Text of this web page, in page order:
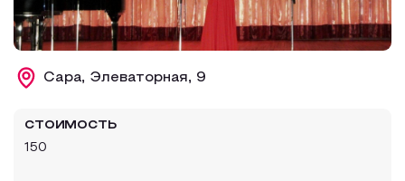
Образовательный туризм
Маршруты от экскурсоводов
Все маршруты
Доступная среда
Сара, Элеваторная, 9
СТОИМОСТЬ
150